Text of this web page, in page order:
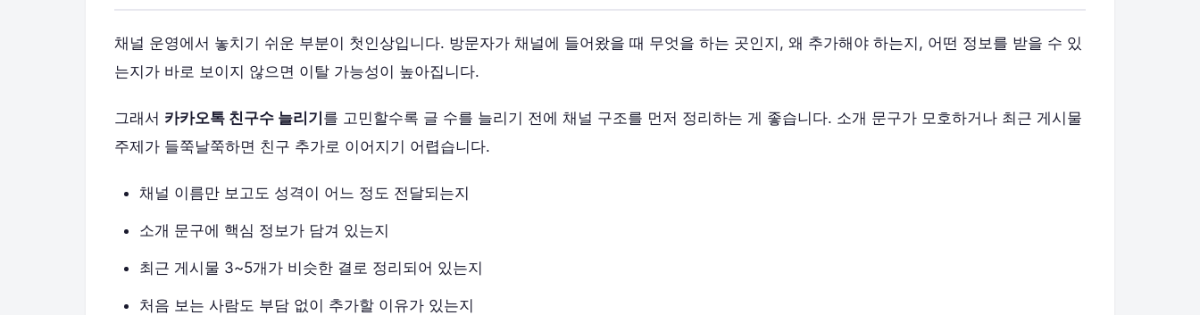
채널 운영에서 놓치기 쉬운 부분이 첫인상입니다. 방문자가 채널에 들어왔을 때 무엇을 하는 곳인지, 왜 추가해야 하는지, 어떤 정보를 받을 수 있
는지가 바로 보이지 않으면 이탈 가능성이 높아집니다.
그래서 카카오톡 친구수 늘리기 를 고민할수록 글 수를 늘리기 전에 채널 구조를 먼저 정리하는 게 좋습니다. 소개 문구가 모호하거나 최근 게시물
주제가 들쭉날쭉하면 친구 추가로 이어지기 어렵습니다.
채널 이름만 보고도 성격이 어느 정도 전달되는지
소개 문구에 핵심 정보가 담겨 있는지
최근 게시물 3~5개가 비슷한 결로 정리되어 있는지
처음 보는 사람도 부담 없이 추가할 이유가 있는지